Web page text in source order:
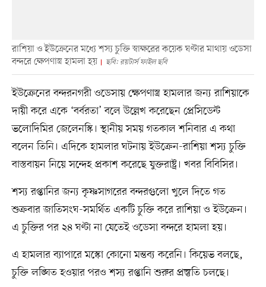
রাশিয়া ও ইউক্রেনের মধ্যে শস্য চুক্তি স্বাক্ষরের কয়েক ঘণ্টার মাথায় ওডেসা
বন্দরে ক্ষেপণাস্ত্র হামলা হয়
ছবি: রয়টার্স ফাইল ছবি
ইউক্রেনের বন্দরনগরী ওডেসায় ক্ষেপণাস্ত্র হামলার জন্য রাশিয়াকে
দায়ী করে একে ‘বর্বরতা’ বলে উল্লেখ করেছেন প্রেসিডেন্ট
ভলোদিমির জেলেনস্কি। স্থানীয় সময় গতকাল শনিবার এ কথা
বলেন তিনি। এদিকে হামলার ঘটনায় ইউক্রেন-রাশিয়া শস্য চুক্তি
বাস্তবায়ন নিয়ে সন্দেহ প্রকাশ করেছে যুক্তরাষ্ট্র। খবর বিবিসির।
শস্য রপ্তানির জন্য কৃষ্ণসাগরের বন্দরগুলো খুলে দিতে গত
শুক্রবার জাতিসংঘ-সমর্থিত একটি চুক্তি করে রাশিয়া ও ইউক্রেন।
এ চুক্তির পর ২৪ ঘণ্টা না যেতেই ওডেসা বন্দরে হামলা হয়।
এ হামলার ব্যাপারে মস্কো কোনো মন্তব্য করেনি। কিয়েভ বলছে,
চুক্তি লঙ্ঘিত হওয়ার পরও শস্য রপ্তানি শুরুর প্রস্তুতি চলছে।